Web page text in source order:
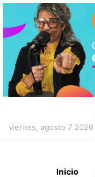
viernes, agosto 7 2026
Inicio